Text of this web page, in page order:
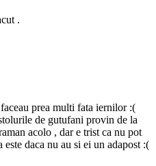
.
prea multi fata iernilor :(
de gutufani provin de la
acolo , dar e trist ca nu pot
daca nu au si ei un adapost :(